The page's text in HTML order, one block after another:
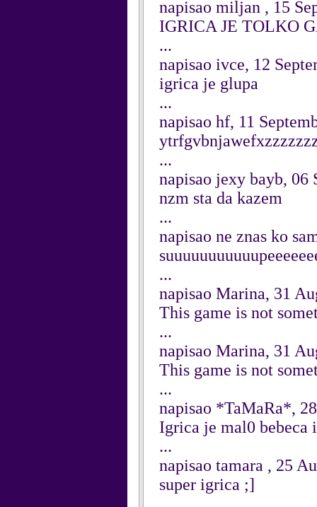
napisao miljan , 15
IGRICA JE TOLKO
...
napisao ivce, 12
igrica je glupa
...
napisao hf, 11
...
napisao jexy bayb, 06
nzm sta da kazem
...
napisao ne znas ko
...
napisao Marina, 31
This game is not
...
napisao Marina, 31
This game is not
...
napisao *TaMaRa*,
Igrica je mal0
...
napisao tamara , 25
super igrica ;]